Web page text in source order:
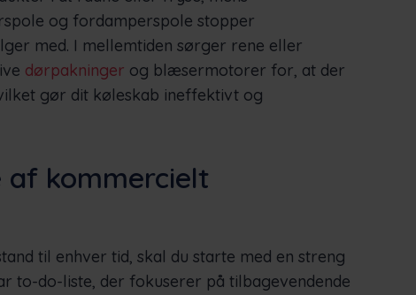
og fordamperspole stopper
med. I mellemtiden sørger rene eller
dørpakninger og blæsermotorer for, at der
gør dit køleskab ineffektivt og
af kommercielt
til enhver tid, skal du starte med en streng
to-do-liste, der fokuserer på tilbagevendende